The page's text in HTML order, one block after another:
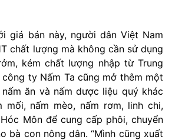
giá bán này, người dân Việt Nam
chất lượng mà không cần sử dụng
kém chất lượng nhập từ Trung
công ty Nấm Ta cũng mở thêm một
ăn và nấm dược liệu quý khác
mối, nấm mèo, nấm rơm, linh chi,
Môn để cung cấp phôi, chuyển
bà con nông dân. “Mình cũng xuất